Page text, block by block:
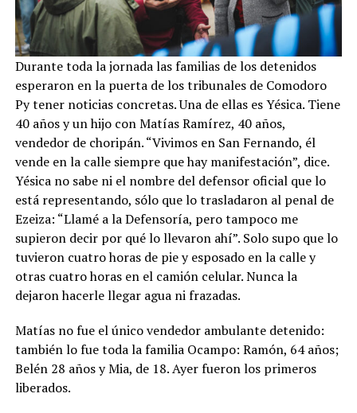
Durante toda la jornada las familias de los detenidos
esperaron en la puerta de los tribunales de Comodoro
Py tener noticias concretas. Una de ellas es Yésica. Tiene
40 años y un hijo con Matías Ramírez, 40 años,
vendedor de choripán. “Vivimos en San Fernando, él
vende en la calle siempre que hay manifestación”, dice.
Yésica no sabe ni el nombre del defensor oficial que lo
está representando, sólo que lo trasladaron al penal de
Ezeiza: “Llamé a la Defensoría, pero tampoco me
supieron decir por qué lo llevaron ahí”. Solo supo que lo
tuvieron cuatro horas de pie y esposado en la calle y
otras cuatro horas en el camión celular. Nunca la
dejaron hacerle llegar agua ni frazadas.
Matías no fue el único vendedor ambulante detenido:
también lo fue toda la familia Ocampo: Ramón, 64 años;
Belén 28 años y Mia, de 18. Ayer fueron los primeros
liberados.